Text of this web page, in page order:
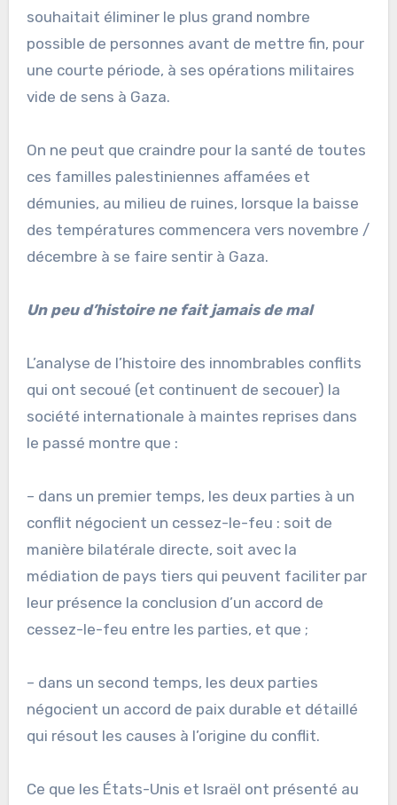
souhaitait éliminer le plus grand nombre
possible de personnes avant de mettre fin, pour
une courte période, à ses opérations militaires
vide de sens à Gaza.
On ne peut que craindre pour la santé de toutes
ces familles palestiniennes affamées et
démunies, au milieu de ruines, lorsque la baisse
des températures commencera vers novembre /
décembre à se faire sentir à Gaza.
Un peu d’histoire ne fait jamais de mal
L’analyse de l’histoire des innombrables conflits
qui ont secoué (et continuent de secouer) la
société internationale à maintes reprises dans
le passé montre que :
– dans un premier temps, les deux parties à un
conflit négocient un cessez-le-feu : soit de
manière bilatérale directe, soit avec la
médiation de pays tiers qui peuvent faciliter par
leur présence la conclusion d’un accord de
cessez-le-feu entre les parties, et que ;
– dans un second temps, les deux parties
négocient un accord de paix durable et détaillé
qui résout les causes à l’origine du conflit.
Ce que les États-Unis et Israël ont présenté au